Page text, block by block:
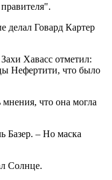
делал Говард Картер
Хавасс отметил:
Нефертити, что было
что она могла
Базер. – Но маска
Солнце.